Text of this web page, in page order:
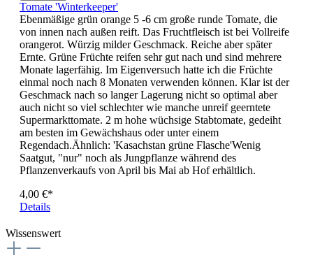
Tomate 'Winterkeeper'
Ebenmäßige grün orange 5 -6 cm große runde Tomate, die
von innen nach außen reift. Das Fruchtfleisch ist bei Vollreife
orangerot. Würzig milder Geschmack. Reiche aber später
Ernte. Grüne Früchte reifen sehr gut nach und sind mehrere
Monate lagerfähig. Im Eigenversuch hatte ich die Früchte
einmal noch nach 8 Monaten verwenden können. Klar ist der
Geschmack nach so langer Lagerung nicht so optimal aber
auch nicht so viel schlechter wie manche unreif geerntete
Supermarkttomate. 2 m hohe wüchsige Stabtomate, gedeiht
am besten im Gewächshaus oder unter einem
Regendach.Ähnlich: 'Kasachstan grüne Flasche'Wenig
Saatgut, "nur" noch als Jungpflanze während des
Pflanzenverkaufs von April bis Mai ab Hof erhältlich.
4,00 €*
Details
Wissenswert